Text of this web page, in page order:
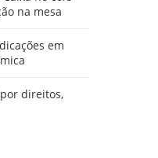
na mesa
em
direitos,